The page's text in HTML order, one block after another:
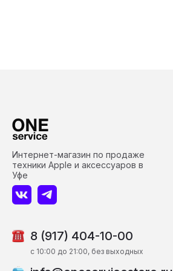
8 (917) 404-10-00
c 10:00 до 21:00, без выходных
Интернет-магазин по продаже
техники Apple и аксессуаров в
Уфе